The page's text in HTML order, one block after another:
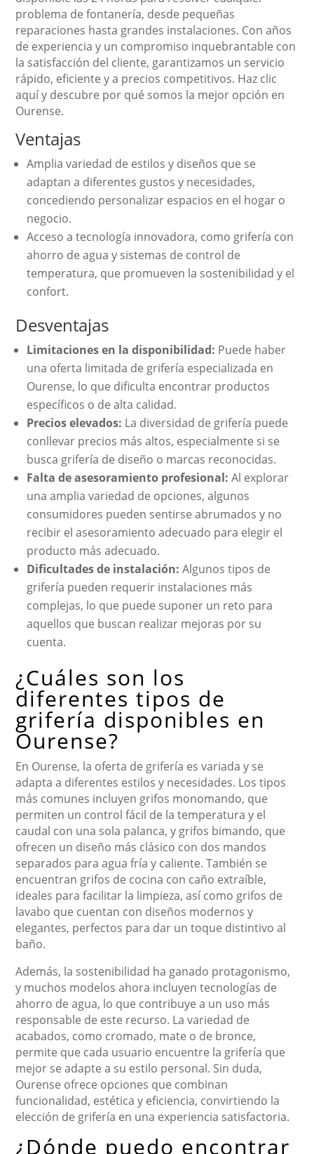
problema de fontanería, desde pequeñas
reparaciones hasta grandes instalaciones. Con años
de experiencia y un compromiso inquebrantable con
la satisfacción del cliente, garantizamos un servicio
rápido, eficiente y a precios competitivos. Haz clic
aquí y descubre por qué somos la mejor opción en
Ourense.
Ventajas
Amplia variedad de estilos y diseños que se
adaptan a diferentes gustos y necesidades,
concediendo personalizar espacios en el hogar o
negocio.
Acceso a tecnología innovadora, como grifería con
ahorro de agua y sistemas de control de
temperatura, que promueven la sostenibilidad y el
confort.
Desventajas
Limitaciones en la disponibilidad: Puede haber
una oferta limitada de grifería especializada en
Ourense, lo que dificulta encontrar productos
específicos o de alta calidad.
Precios elevados: La diversidad de grifería puede
conllevar precios más altos, especialmente si se
busca grifería de diseño o marcas reconocidas.
Falta de asesoramiento profesional: Al explorar
una amplia variedad de opciones, algunos
consumidores pueden sentirse abrumados y no
recibir el asesoramiento adecuado para elegir el
producto más adecuado.
Dificultades de instalación: Algunos tipos de
grifería pueden requerir instalaciones más
complejas, lo que puede suponer un reto para
aquellos que buscan realizar mejoras por su
cuenta.
¿Cuáles son los
diferentes tipos de
grifería disponibles en
Ourense?
En Ourense, la oferta de grifería es variada y se
adapta a diferentes estilos y necesidades. Los tipos
más comunes incluyen grifos monomando, que
permiten un control fácil de la temperatura y el
caudal con una sola palanca, y grifos bimando, que
ofrecen un diseño más clásico con dos mandos
separados para agua fría y caliente. También se
encuentran grifos de cocina con caño extraíble,
ideales para facilitar la limpieza, así como grifos de
lavabo que cuentan con diseños modernos y
elegantes, perfectos para dar un toque distintivo al
baño.
Además, la sostenibilidad ha ganado protagonismo,
y muchos modelos ahora incluyen tecnologías de
ahorro de agua, lo que contribuye a un uso más
responsable de este recurso. La variedad de
acabados, como cromado, mate o de bronce,
permite que cada usuario encuentre la grifería que
mejor se adapte a su estilo personal. Sin duda,
Ourense ofrece opciones que combinan
funcionalidad, estética y eficiencia, convirtiendo la
elección de grifería en una experiencia satisfactoria.
¿Dónde puedo encontrar